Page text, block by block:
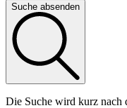
Suche absenden
Die Suche wird kurz nach